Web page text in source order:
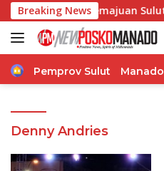
Langsung
ke
konten
Breaking News
Dorong Kemajuan Sulut
Home
Pemprov Sulut Manado
Denny Andries